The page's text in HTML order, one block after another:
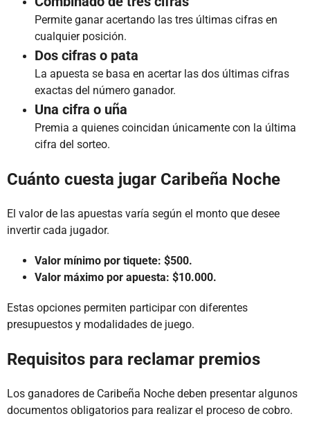
Permite ganar acertando las tres últimas cifras en
cualquier posición.
Dos cifras o pata
La apuesta se basa en acertar las dos últimas cifras
exactas del número ganador.
Una cifra o uña
Premia a quienes coincidan únicamente con la última
cifra del sorteo.
Cuánto cuesta jugar Caribeña Noche
El valor de las apuestas varía según el monto que desee
invertir cada jugador.
Valor mínimo por tiquete: $500.
Valor máximo por apuesta: $10.000.
Estas opciones permiten participar con diferentes
presupuestos y modalidades de juego.
Requisitos para reclamar premios
Los ganadores de Caribeña Noche deben presentar algunos
documentos obligatorios para realizar el proceso de cobro.